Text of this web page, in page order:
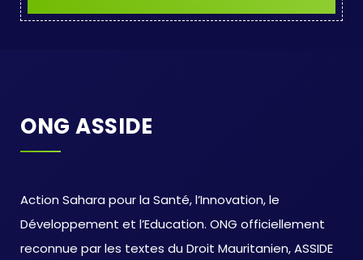
ONG ASSIDE
Action Sahara pour la Santé, l’Innovation, le
Développement et l’Education. ONG officiellement
reconnue par les textes du Droit Mauritanien, ASSIDE